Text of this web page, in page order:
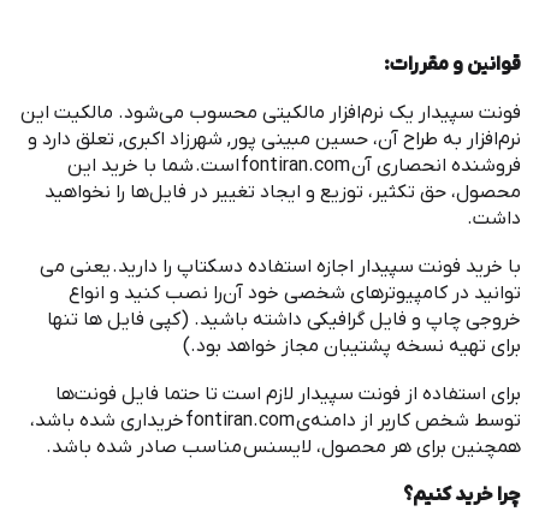
قوانین و مقررات:
‌فونت سپیدار یک نرمافزار مالکیتی محسوب میشود. مالکیت این
نرمافزار به طراح آن، حسین مبینی‌ پور, شهرزاد اکبری, تعلق دارد و
فروشنده انحصاری آنfontiran.comاست.شما با خرید این
محصول، حق تکثیر، توزیع و ایجاد تغییر در فایلها را نخواهید
داشت.
با خرید ‌فونت سپیدار اجازه استفاده دسکتاپ را دارید.یعنی می
توانید در کامپیوترهای شخصی خود آنرا نصب کنید و انواع
خروجی چاپ و فایل گرافیکی داشته باشید. (کپی فایل ها تنها
برای تهیه نسخه پشتیبان مجاز خواهد بود.)
برای استفاده از ‌فونت سپیدار لازم است تا حتما فایل فونتها
توسط شخص کاربر از دامنهیfontiran.comخریداری شده باشد،
همچنین برای هر محصول، لایسنس مناسب صادر شده باشد.
چرا خرید کنیم؟